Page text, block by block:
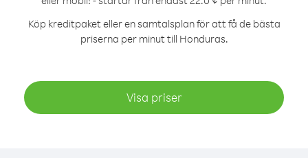
Köp kreditpaket eller en samtalsplan för att få de bästa
priserna per minut till Honduras.
Visa priser